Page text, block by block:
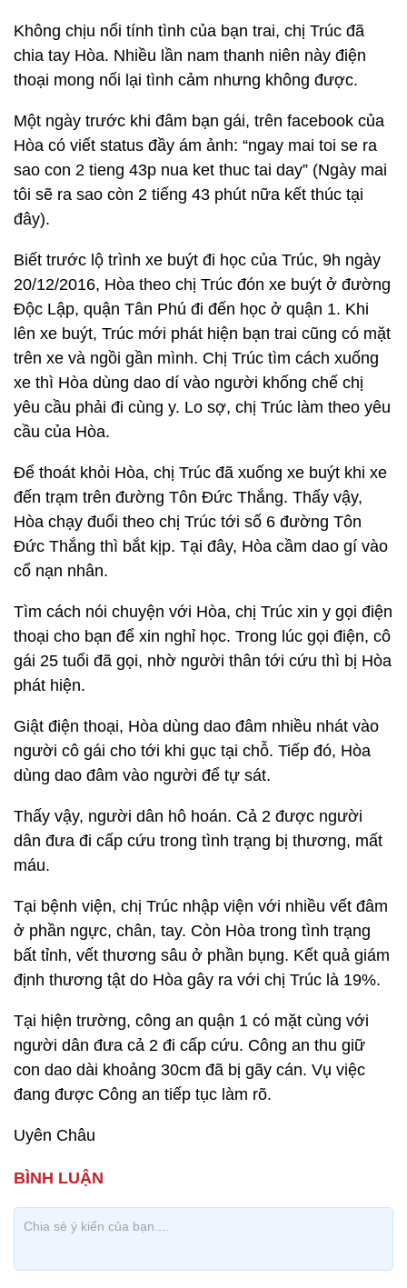
Không chịu nổi tính tình của bạn trai, chị Trúc đã
chia tay Hòa. Nhiều lần nam thanh niên này điện
thoại mong nối lại tình cảm nhưng không được.
Một ngày trước khi đâm bạn gái, trên facebook của
Hòa có viết status đầy ám ảnh: “ngay mai toi se ra
sao con 2 tieng 43p nua ket thuc tai day” (Ngày mai
tôi sẽ ra sao còn 2 tiếng 43 phút nữa kết thúc tại
đây).
Biết trước lộ trình xe buýt đi học của Trúc, 9h ngày
20/12/2016, Hòa theo chị Trúc đón xe buýt ở đường
Độc Lập, quận Tân Phú đi đến học ở quận 1. Khi
lên xe buýt, Trúc mới phát hiện bạn trai cũng có mặt
trên xe và ngồi gần mình. Chị Trúc tìm cách xuống
xe thì Hòa dùng dao dí vào người khống chế chị
yêu cầu phải đi cùng y. Lo sợ, chị Trúc làm theo yêu
cầu của Hòa.
Để thoát khỏi Hòa, chị Trúc đã xuống xe buýt khi xe
đến trạm trên đường Tôn Đức Thắng. Thấy vậy,
Hòa chạy đuổi theo chị Trúc tới số 6 đường Tôn
Đức Thắng thì bắt kịp. Tại đây, Hòa cầm dao gí vào
cổ nạn nhân.
Tìm cách nói chuyện với Hòa, chị Trúc xin y gọi điện
thoại cho bạn để xin nghỉ học. Trong lúc gọi điện, cô
gái 25 tuổi đã gọi, nhờ người thân tới cứu thì bị Hòa
phát hiện.
Giật điện thoại, Hòa dùng dao đâm nhiều nhát vào
người cô gái cho tới khi gục tại chỗ. Tiếp đó, Hòa
dùng dao đâm vào người để tự sát.
Thấy vậy, người dân hô hoán. Cả 2 được người
dân đưa đi cấp cứu trong tình trạng bị thương, mất
máu.
Tại bệnh viện, chị Trúc nhập viện với nhiều vết đâm
ở phần ngực, chân, tay. Còn Hòa trong tình trạng
bất tỉnh, vết thương sâu ở phần bụng. Kết quả giám
định thương tật do Hòa gây ra với chị Trúc là 19%.
Tại hiện trường, công an quận 1 có mặt cùng với
người dân đưa cả 2 đi cấp cứu. Công an thu giữ
con dao dài khoảng 30cm đã bị gãy cán. Vụ việc
đang được Công an tiếp tục làm rõ.
Uyên Châu